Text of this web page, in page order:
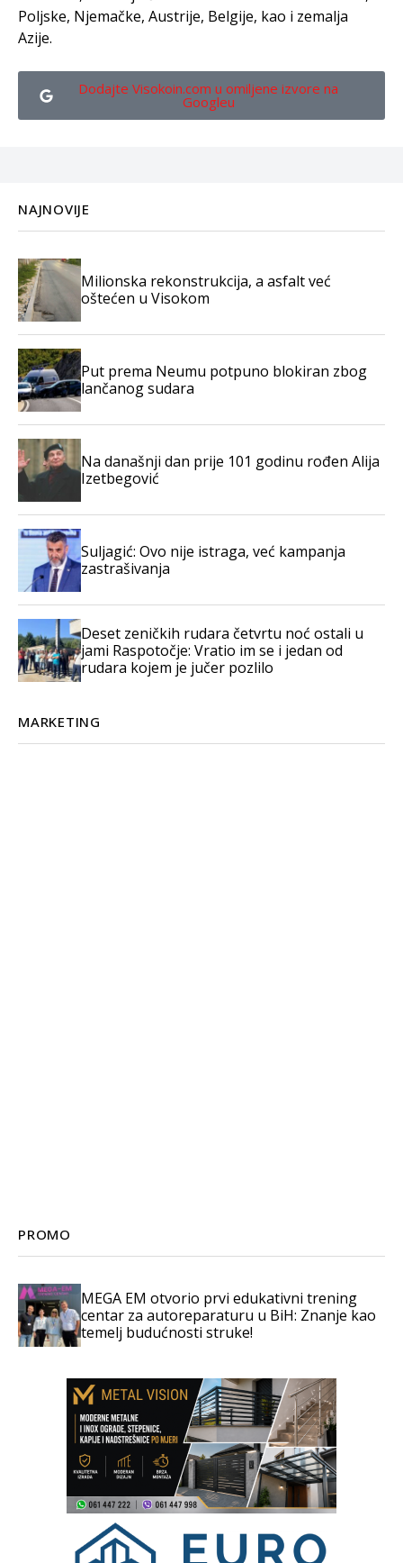
Poljske, Njemačke, Austrije, Belgije, kao i zemalja
Azije.
Dodajte Visokoin.com u omiljene izvore na
Googleu
NAJNOVIJE
Milionska rekonstrukcija, a asfalt već
oštećen u Visokom
Put prema Neumu potpuno blokiran zbog
lančanog sudara
Na današnji dan prije 101 godinu rođen Alija
Izetbegović
Suljagić: Ovo nije istraga, već kampanja
zastrašivanja
Deset zeničkih rudara četvrtu noć ostali u
jami Raspotočje: Vratio im se i jedan od
rudara kojem je jučer pozlilo
MARKETING
PROMO
MEGA EM otvorio prvi edukativni trening
centar za autoreparaturu u BiH: Znanje kao
temelj budućnosti struke!